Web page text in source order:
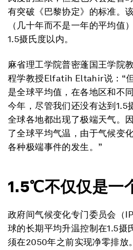
有突破《巴黎协定》的标准。
（几十年而不是一年的平均值
1.5摄氏度以内。
麻省理工学院普密蓬国王学院
程学教授Elfatih Eltahir说：“
是全球平均值，在各地区和不
今年，尽管我们还没有达到1.5
全球各地都出现了极端天气。
了全球平均气温，由于气候变
各种极端事件的发生。”
1.5℃不仅仅是一
政府间气候变化专门委员会（
球的长期平均升温控制在1.5摄
须在2050年之前实现净零排放